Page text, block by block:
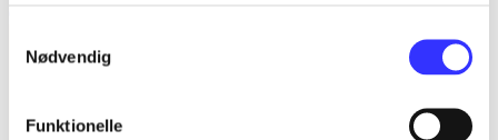
Nødvendig
Funktionelle